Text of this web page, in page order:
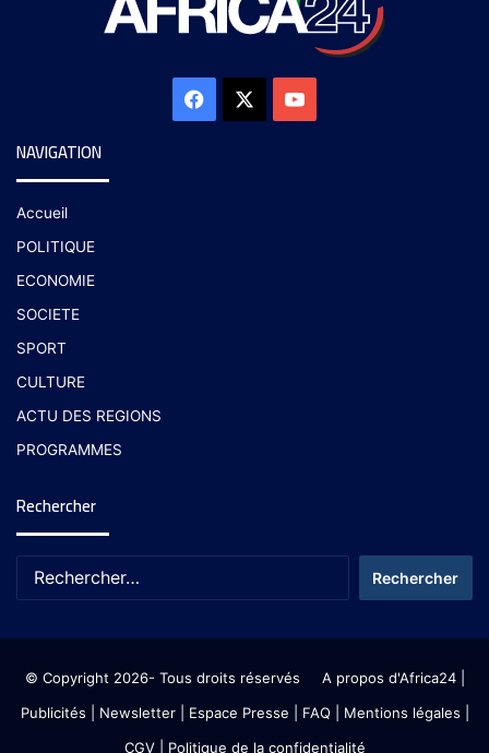
NAVIGATION
Accueil
POLITIQUE
ECONOMIE
SOCIETE
SPORT
CULTURE
ACTU DES REGIONS
PROGRAMMES
Rechercher
© Copyright 2026- Tous droits réservés A propos d'Africa24|
Publicités
Newsletter| Espace Presse | FAQ | Mentions légales
CGV| Politique de la confidentialité